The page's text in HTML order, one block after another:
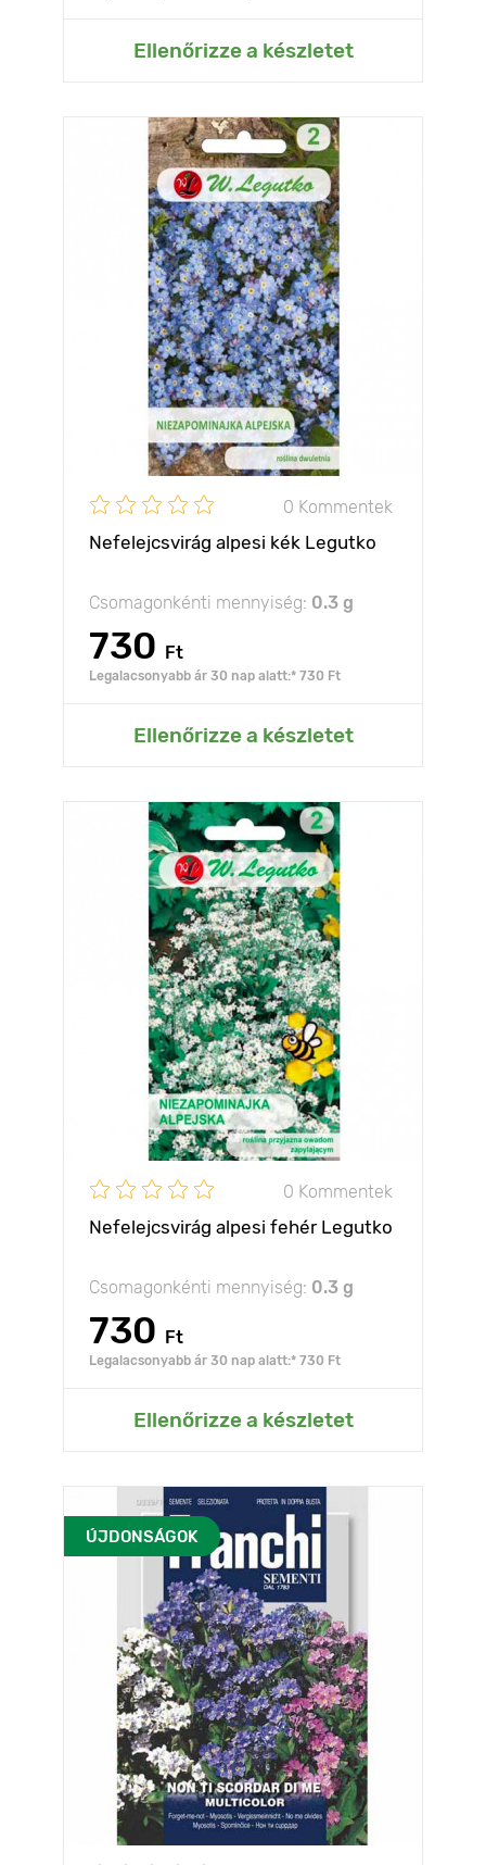
Ellenőrizze a készletet
0 Kommentek
Nefelejcsvirág alpesi kék Legutko
Csomagonkénti mennyiség: 0.3 g
730 Ft
Legalacsonyabb ár 30 nap alatt:* 730 Ft
Ellenőrizze a készletet
0 Kommentek
Nefelejcsvirág alpesi fehér Legutko
Csomagonkénti mennyiség: 0.3 g
730 Ft
Legalacsonyabb ár 30 nap alatt:* 730 Ft
Ellenőrizze a készletet
ÚJDONSÁGOK